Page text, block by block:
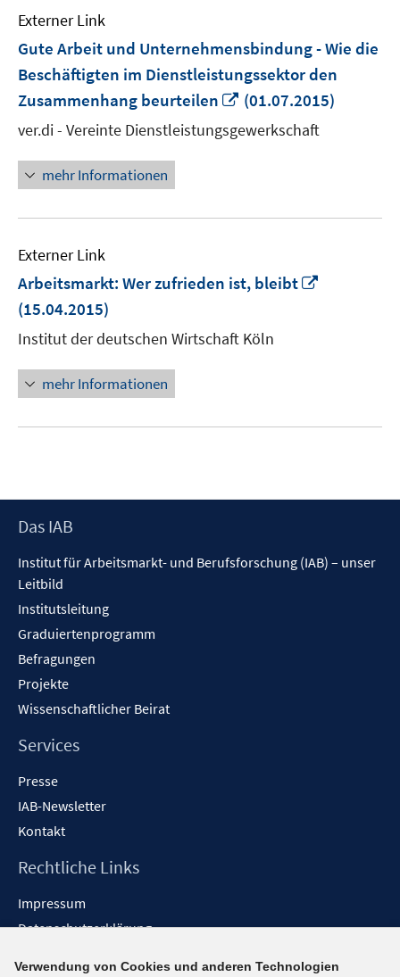
Externer Link
Gute Arbeit und Unternehmensbindung - Wie die
Beschäftigten im Dienstleistungssektor den
Zusammenhang beurteilen
In
neuem
Fenster
(01.07.2015)
ver.di - Vereinte Dienstleistungsgewerkschaft
mehr Informationen
Externer Link
Arbeitsmarkt: Wer zufrieden ist, bleibt
(15.04.2015)
Institut der deutschen Wirtschaft Köln
mehr Informationen
Footer
Das IAB
Institut für Arbeitsmarkt- und Berufsforschung (IAB) – unser
Leitbild
Institutsleitung
Graduiertenprogramm
Befragungen
Projekte
Wissenschaftlicher Beirat
Services
Presse
IAB-Newsletter
Kontakt
Rechtliche Links
Impressum
Datenschutzerklärung
Verwendung von Cookies und anderen Technologien